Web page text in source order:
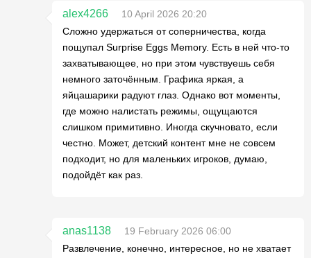
alex4266
10 April 2026 20:20
Сложно удержаться от соперничества, когда
пощупал Surprise Eggs Memory. Есть в ней что-то
захватывающее, но при этом чувствуешь себя
немного заточённым. Графика яркая, а
яйцашарики радуют глаз. Однако вот моменты,
где можно налистать режимы, ощущаются
слишком примитивно. Иногда скучновато, если
честно. Может, детский контент мне не совсем
подходит, но для маленьких игроков, думаю,
подойдёт как раз.
anas1138
19 February 2026 06:00
Развлечение, конечно, интересное, но не хватает